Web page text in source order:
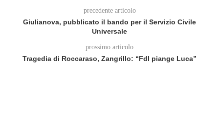
precedente articolo
Giulianova, pubblicato il bando per il Servizio Civile
Universale
prossimo articolo
Tragedia di Roccaraso, Zangrillo: “FdI piange Luca”